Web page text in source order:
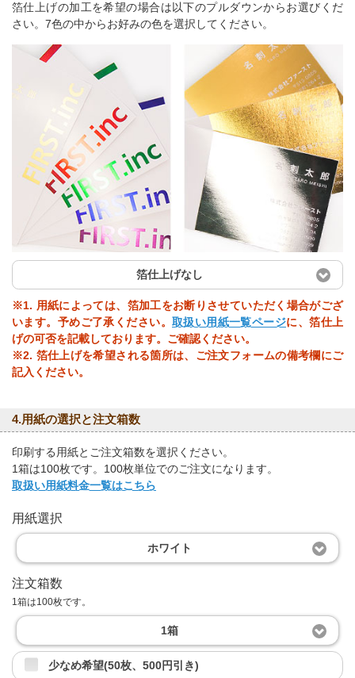
箔仕上げの加工を希望の場合は以下のプルダウンからお選びくだ
さい。7色の中からお好みの色を選択してください。
箔仕上げなし
※1. 用紙によっては、箔加工をお断りさせていただく場合がござ
います。予めご了承ください。 取扱い用紙一覧ページに、箔仕上
げの可否を記載しております。ご確認ください。
※2. 箔仕上げを希望される箇所は、ご注文フォームの備考欄にご
記入ください。
4.用紙の選択と注文箱数
印刷する用紙とご注文箱数を選択ください。
1箱は100枚です。100枚単位でのご注文になります。
取扱い用紙料金一覧はこちら
用紙選択
ホワイト
注文箱数
1箱は100枚です。
1箱
少なめ希望(50枚、500円引き)